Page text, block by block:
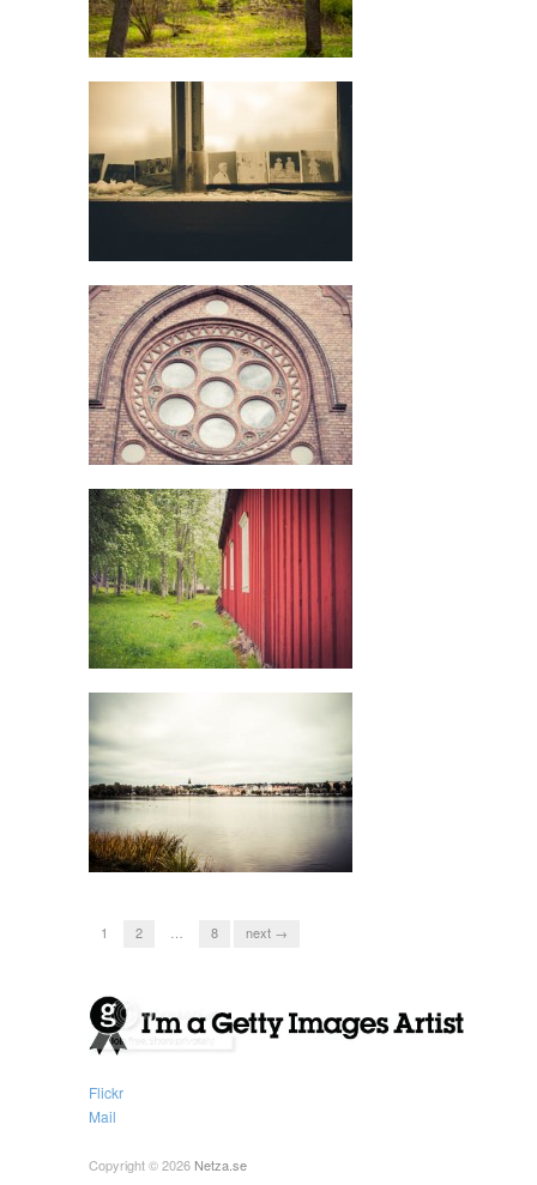
1 2 … 8 next →
Flickr
Mail
Copyright © 2026 Netza.se